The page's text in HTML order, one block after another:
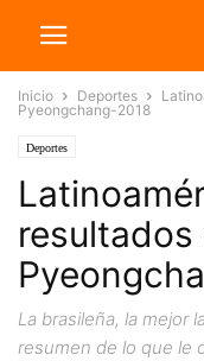
Inicio Deportes
Pyeongchang-2018
Deportes
resultados
La brasileña, la mejor
resumen de lo que le